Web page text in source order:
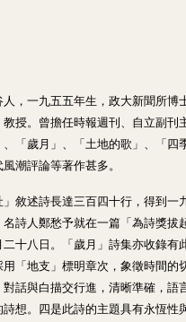
，一九五五年生，政大新聞所博
授。曾擔任時報週刊、自立副刊
「歲月」、「土地的歌」、「四
潮評論等著作甚多。
敘述詩長達三百四十行，得到一
詩人鄭愁予就在一篇「為詩獎拔
十八日。「歲月」詩集亦收錄有
「地支」標明章次，象徵時間的
話與白描交行進，清晰準確，語
想。四是此詩的主題具有永恆性